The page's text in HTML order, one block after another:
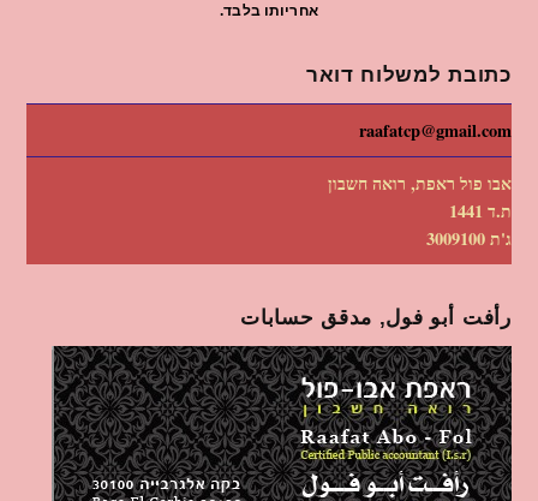
אחריותו בלבד.
כתובת למשלוח דואר
raafatcp@gmail.com
אבו פול ראפת, רואה חשבון
ת.ד 1441
ג'ת 3009100
رأفت أبو فول, مدقق حسابات